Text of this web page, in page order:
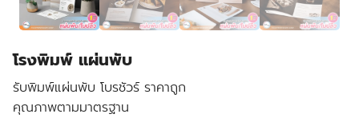
โรงพิมพ์ แผ่นพับ
รับพิมพ์แผ่นพับ โบรชัวร์ ราคาถูก
คุณภาพตามมาตรฐาน